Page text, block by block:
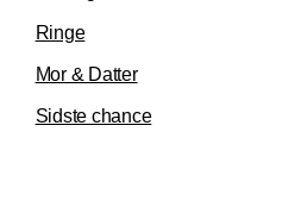
Ringe
Mor & Datter
Sidste chance